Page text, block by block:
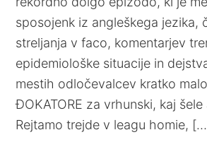
sposojenk iz angleškega jezika,
streljanja v faco, komentarjev
epidemiološke situacije in
mestih odločevalcev kratko
ĐOKATORE za vrhunski, kaj
Rejtamo trejde v leagu homie,